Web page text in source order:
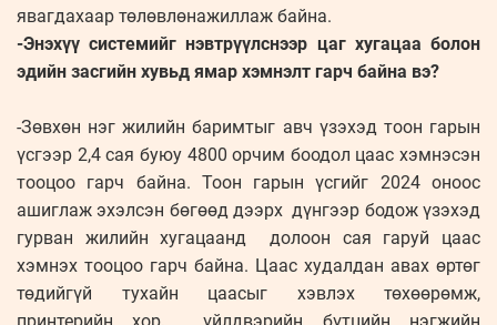
явагдахаар төлөвлөнажиллаж байна.
-Энэхүү системийг нэвтрүүлснээр цаг хугацаа болон
эдийн засгийн хувьд ямар хэмнэлт гарч байна вэ?
-Зөвхөн нэг жилийн баримтыг авч үзэхэд тоон гарын
үсгээр 2,4 сая буюу 4800 орчим боодол цаас хэмнэсэн
тооцоо гарч байна. Тоон гарын үсгийг 2024 оноос
ашиглаж эхэлсэн бөгөөд дээрх дүнгээр бодож үзэхэд
гурван жилийн хугацаанд долоон сая гаруй цаас
хэмнэх тооцоо гарч байна. Цаас худалдан авах өртөг
төдийгүй тухайн цаасыг хэвлэх төхөөрөмж,
принтерийн хор, үйлдвэрийн бүтцийн нэгжийн